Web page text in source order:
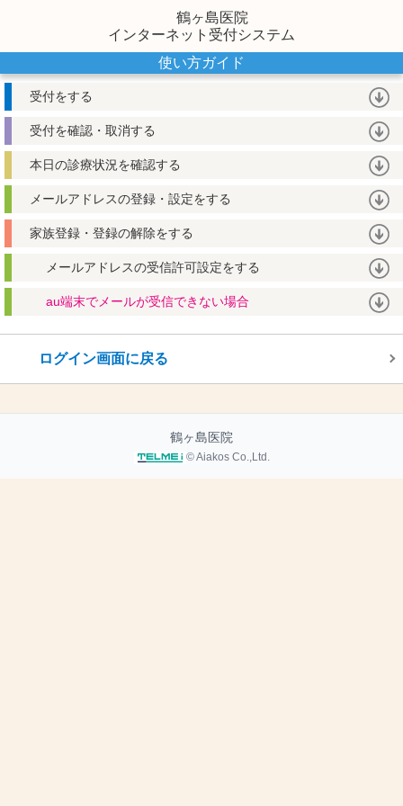
鶴ヶ島医院
インターネット受付システム
使い方ガイド
受付をする
受付を確認・取消する
本日の診療状況を確認する
メールアドレスの登録・設定をする
家族登録・登録の解除をする
メールアドレスの受信許可設定をする
au端末でメールが受信できない場合
ログイン画面に戻る
鶴ヶ島医院
© Aiakos Co.,Ltd.